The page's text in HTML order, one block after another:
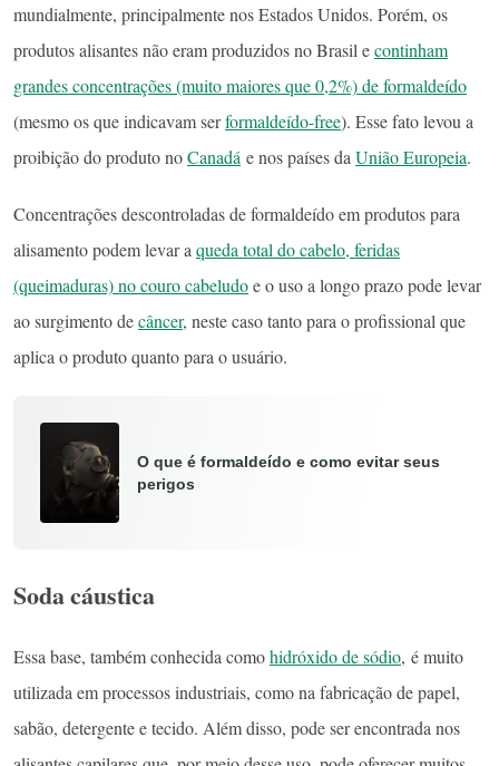
mundialmente, principalmente nos Estados Unidos. Porém, os
produtos alisantes não eram produzidos no Brasil econtinham
grandes concentrações (muito maiores que 0,2%) de formaldeído
(mesmo os que indicavam serformaldeído-free). Esse fato levou a
proibição do produto noCanadá e nos países da União Europeia.
Concentrações descontroladas de formaldeído em produtos para
alisamento podem levar a queda total do cabelo, feridas
(queimaduras) no couro cabeludoe o uso a longo prazo pode levar
ao surgimento decâncer, neste caso tanto para o profissional que
aplica o produto quanto para o usuário.
O que é formaldeído e como evitar seus
perigos
Soda cáustica
Essa base, também conhecida comohidróxido de sódio, é muito
utilizada em processos industriais, como na fabricação de papel,
sabão, detergente e tecido. Além disso, pode ser encontrada nos